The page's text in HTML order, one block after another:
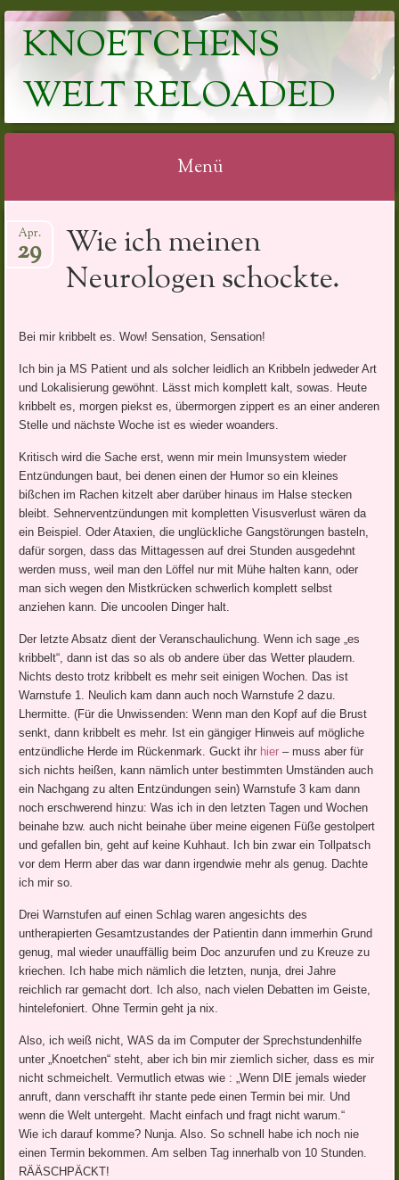
KNOETCHENS
WELT RELOADED
Menü
zum
Inhalt
Wie ich meinen
Neurologen schockte.
Apr.
29
Bei mir kribbelt es. Wow! Sensation, Sensation!
Ich bin ja MS Patient und als solcher leidlich an Kribbeln jedweder Art
und Lokalisierung gewöhnt. Lässt mich komplett kalt, sowas. Heute
kribbelt es, morgen piekst es, übermorgen zippert es an einer anderen
Stelle und nächste Woche ist es wieder woanders.
Kritisch wird die Sache erst, wenn mir mein Imunsystem wieder
Entzündungen baut, bei denen einen der Humor so ein kleines
bißchen im Rachen kitzelt aber darüber hinaus im Halse stecken
bleibt. Sehnerventzündungen mit kompletten Visusverlust wären da
ein Beispiel. Oder Ataxien, die unglückliche Gangstörungen basteln,
dafür sorgen, dass das Mittagessen auf drei Stunden ausgedehnt
werden muss, weil man den Löffel nur mit Mühe halten kann, oder
man sich wegen den Mistkrücken schwerlich komplett selbst
anziehen kann. Die uncoolen Dinger halt.
Der letzte Absatz dient der Veranschaulichung. Wenn ich sage „es
kribbelt“, dann ist das so als ob andere über das Wetter plaudern.
Nichts desto trotz kribbelt es mehr seit einigen Wochen. Das ist
Warnstufe 1. Neulich kam dann auch noch Warnstufe 2 dazu.
Lhermitte. (Für die Unwissenden: Wenn man den Kopf auf die Brust
senkt, dann kribbelt es mehr. Ist ein gängiger Hinweis auf mögliche
entzündliche Herde im Rückenmark. Guckt ihr hier – muss aber für
sich nichts heißen, kann nämlich unter bestimmten Umständen auch
ein Nachgang zu alten Entzündungen sein) Warnstufe 3 kam dann
noch erschwerend hinzu: Was ich in den letzten Tagen und Wochen
beinahe bzw. auch nicht beinahe über meine eigenen Füße gestolpert
und gefallen bin, geht auf keine Kuhhaut. Ich bin zwar ein Tollpatsch
vor dem Herrn aber das war dann irgendwie mehr als genug. Dachte
ich mir so.
Drei Warnstufen auf einen Schlag waren angesichts des
untherapierten Gesamtzustandes der Patientin dann immerhin Grund
genug, mal wieder unauffällig beim Doc anzurufen und zu Kreuze zu
kriechen. Ich habe mich nämlich die letzten, nunja, drei Jahre
reichlich rar gemacht dort. Ich also, nach vielen Debatten im Geiste,
hintelefoniert. Ohne Termin geht ja nix.
Also, ich weiß nicht, WAS da im Computer der Sprechstundenhilfe
unter „Knoetchen“ steht, aber ich bin mir ziemlich sicher, dass es mir
nicht schmeichelt. Vermutlich etwas wie : „Wenn DIE jemals wieder
anruft, dann verschafft ihr stante pede einen Termin bei mir. Und
wenn die Welt untergeht. Macht einfach und fragt nicht warum.“
Wie ich darauf komme? Nunja. Also. So schnell habe ich noch nie
einen Termin bekommen. Am selben Tag innerhalb von 10 Stunden.
RÄÄSCHPÄCKT!